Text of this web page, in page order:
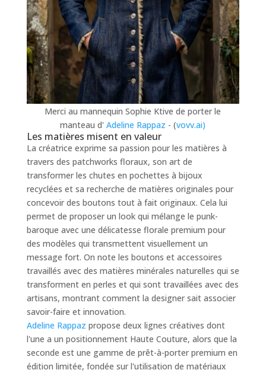
Merci au mannequin Sophie Ktive de porter le
manteau d'Adeline Rappaz - (vovv.ai)
Les matières misent en valeur
La créatrice exprime sa passion pour les matières à
travers des patchworks floraux, son art de
transformer les chutes en pochettes à bijoux
recyclées et sa recherche de matières originales pour
concevoir des boutons tout à fait originaux. Cela lui
permet de proposer un look qui mélange le punk-
baroque avec une délicatesse florale premium pour
des modèles qui transmettent visuellement un
message fort. On note les boutons et accessoires
travaillés avec des matières minérales naturelles qui se
transforment en perles et qui sont travaillées avec des
artisans, montrant comment la designer sait associer
savoir-faire et innovation.
Adeline Rappaz propose deux lignes créatives dont
l'une a un positionnement Haute Couture, alors que la
seconde est une gamme de prêt-à-porter premium en
édition limitée, fondée sur l'utilisation de matériaux